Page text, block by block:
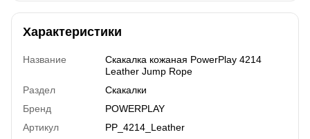
Характеристики
Название
Скакалка кожаная PowerPlay 4214
Leather Jump Rope
Раздел
Скакалки
Бренд
POWERPLAY
Артикул
PP_4214_Leather